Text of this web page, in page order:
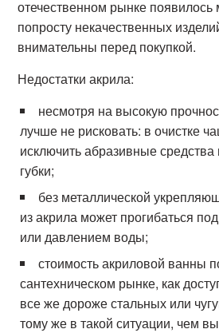
отечественном рынке появилось
попросту некачественных
внимательны перед покупкой.
Недостатки акрила:
несмотря на высокую
лучше не рисковать: в очистке
исключить абразивные
губки;
без металлической
из акрила может прогибаться
или давлением воды;
стоимость акриловой ванны
сантехническом рынке, как
все же дороже стальных или
тому же в такой ситуации, чем